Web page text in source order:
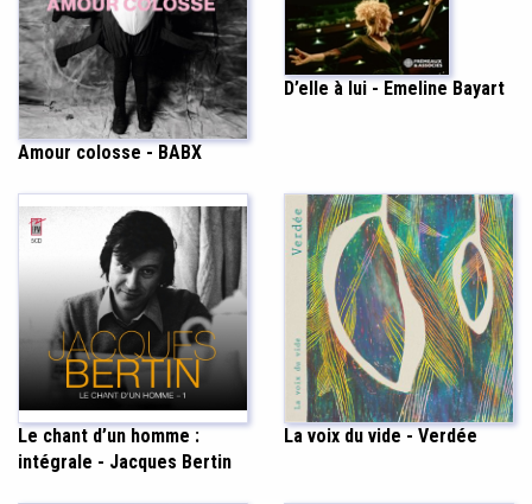
Amour colosse - BABX
D’elle à lui - Emeline Bayart
Le chant d’un homme :
intégrale - Jacques Bertin
La voix du vide - Verdée